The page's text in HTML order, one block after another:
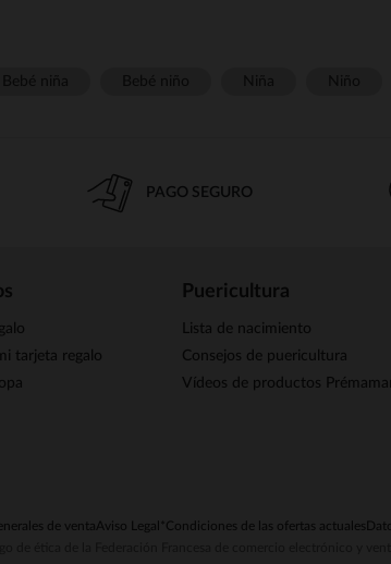
PAGO SEGURO
tarjeta regalo
Puericultura
Lista de nacimiento
Consejos de puericultura
Vídeos de productos
de ventaAviso Legal *Condiciones de las ofertas actuales